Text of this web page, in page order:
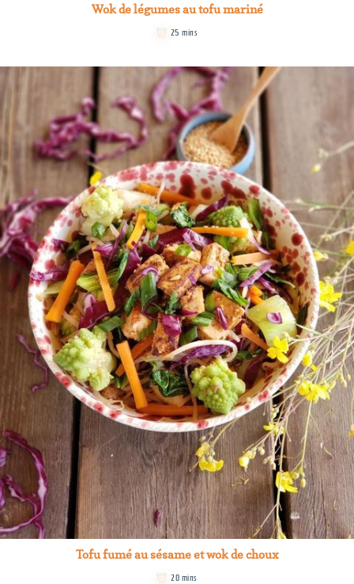
Wok de légumes au tofu mariné
25 mins
Tofu fumé au sésame et wok de choux
20 mins